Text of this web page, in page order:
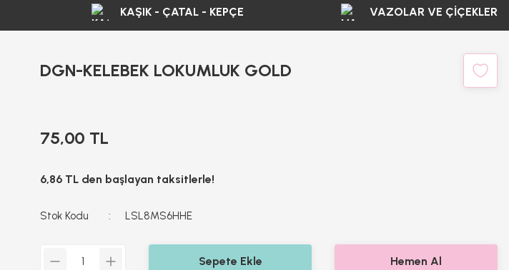
KAŞIK - ÇATAL - KEPÇE VAZOLAR VE ÇİÇEKLER
DGN-KELEBEK LOKUMLUK GOLD
75,00 TL
6,86 TL den başlayan taksitlerle!
Stok Kodu LSL8MS6HHE
Sepete Ekle Hemen Al